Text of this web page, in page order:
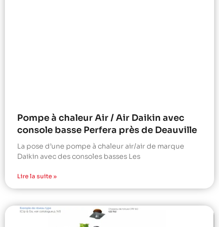
Pompe à chaleur Air / Air Daikin avec
console basse Perfera près de Deauville
La pose d’une pompe à chaleur air/air de marque
Daikin avec des consoles basses Les
Lire la suite »